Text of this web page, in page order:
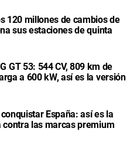
120 millones de cambios de
sus estaciones de quinta
GT 53: 544 CV, 809 km de
a 600 kW, así es la versión
España: así es la
contra las marcas premium